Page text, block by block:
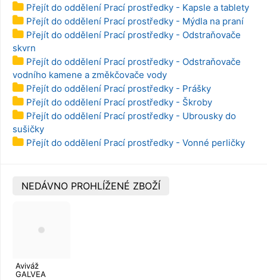
Přejít do oddělení Prací prostředky - Kapsle a tablety
Přejít do oddělení Prací prostředky - Mýdla na praní
Přejít do oddělení Prací prostředky - Odstraňovače
skvrn
Přejít do oddělení Prací prostředky - Odstraňovače
vodního kamene a změkčovače vody
Přejít do oddělení Prací prostředky - Prášky
Přejít do oddělení Prací prostředky - Škroby
Přejít do oddělení Prací prostředky - Ubrousky do
sušičky
Přejít do oddělení Prací prostředky - Vonné perličky
NEDÁVNO PROHLÍŽENÉ ZBOŽÍ
Aviváž
GALVEA